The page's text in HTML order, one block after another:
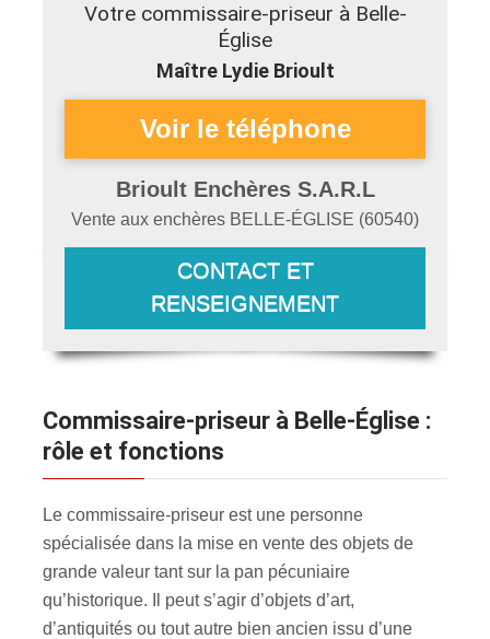
Votre commissaire-priseur à Belle-
Église
Maître Lydie Brioult
Brioult Enchères S.A.R.L
Vente aux enchères BELLE-ÉGLISE (60540)
CONTACT ET
RENSEIGNEMENT
Commissaire-priseur à Belle-Église :
rôle et fonctions
Le commissaire-priseur est une personne
spécialisée dans la mise en vente des objets de
grande valeur tant sur la pan pécuniaire
qu’historique. Il peut s’agir d’objets d’art,
d’antiquités ou tout autre bien ancien issu d’une